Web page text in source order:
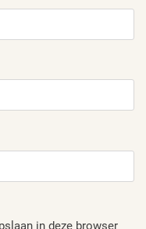
in deze browser